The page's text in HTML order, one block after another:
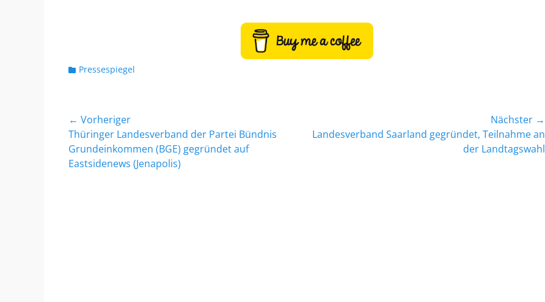
n
c
h
t
a
m
K
g
o
r
i
Pressespiegel
Beitragsnavigation
← Vorheriger
Vorheriger
Beitrag:
Thüringer Landesverband der Partei Bündnis
Grundeinkommen (BGE) gegründet auf
Eastsidenews (Jenapolis)
Nächster →
Nächster
Landesverband Saarland gegründet, Teilnahme an
der Landtagswahl